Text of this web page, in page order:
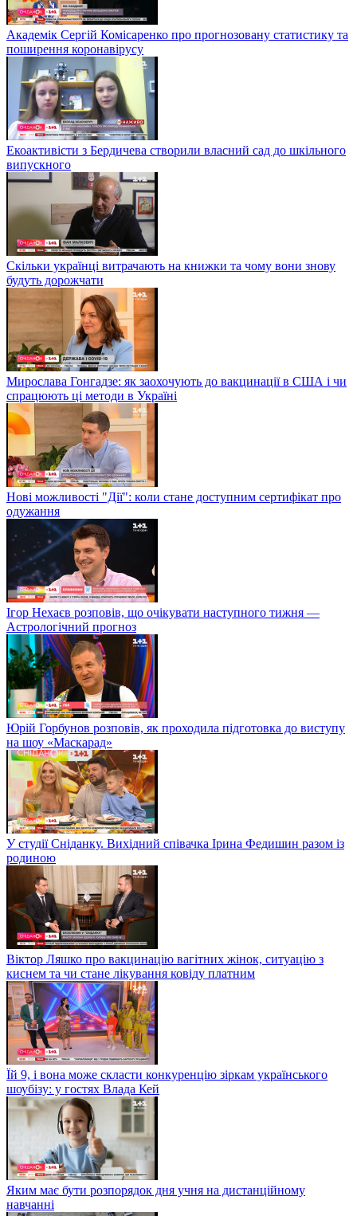
Академік Сергій Комісаренко про прогнозовану статистику та
поширення коронавірусу
Екоактивісти з Бердичева створили власний сад до шкільного
випускного
Скільки українці витрачають на книжки та чому вони знову
будуть дорожчати
Мирослава Гонгадзе: як заохочують до вакцинації в США і чи
спрацюють ці методи в Україні
Нові можливості "Дії": коли стане доступним сертифікат про
одужання
Ігор Нехаєв розповів, що очікувати наступного тижня —
Астрологічний прогноз
Юрій Горбунов розповів, як проходила підготовка до виступу
на шоу «Маскарад»
У студії Сніданку. Вихідний співачка Ірина Федишин разом із
родиною
Віктор Ляшко про вакцинацію вагітних жінок, ситуацію з
киснем та чи стане лікування ковіду платним
Їй 9, і вона може скласти конкуренцію зіркам українського
шоубізу: у гостях Влада Кей
Яким має бути розпорядок дня учня на дистанційному
навчанні